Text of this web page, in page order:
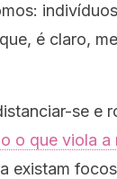
é claro,
se e
o que viola a
existam